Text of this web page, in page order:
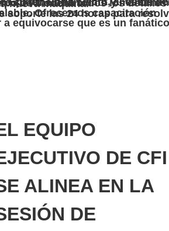
de gran ayuda, ya que tenían muchas preguntas sobre la nueva máquina.
EQUIPO
DE CFI
ALINEA EN LA
DE